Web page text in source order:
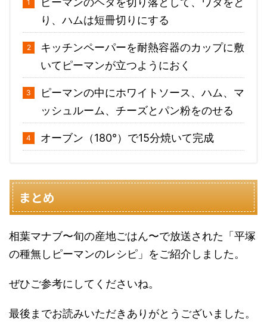
り、ハムは短冊切りにする
キッチンペーパーを耐熱容器のカップに敷
いてピーマンが立つようにおく
ピーマンの中にホワイトソース、ハム、マ
ッシュルーム、チーズとパン粉をのせる
オーブン（180°）で15分焼いて完成
まとめ
相葉マナブ〜旬の産地ごはん〜で放送された「平塚
の種無しピーマンのレシピ」をご紹介しました。
ぜひご参考にしてくださいね。
最後までお読みいただきありがとうございました。